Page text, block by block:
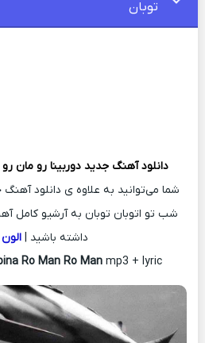
توبان
دانلود آهنگ جدید دوربینا رو مان
شما می‌توانید به علاوه ی دانلود
شب تو اتوبان توبان به آرشیو
داشته باشید |
Ro Man Ro Man mp3 + lyric